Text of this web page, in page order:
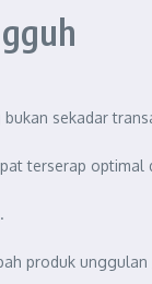
sekadar
terserap
produk unggulan